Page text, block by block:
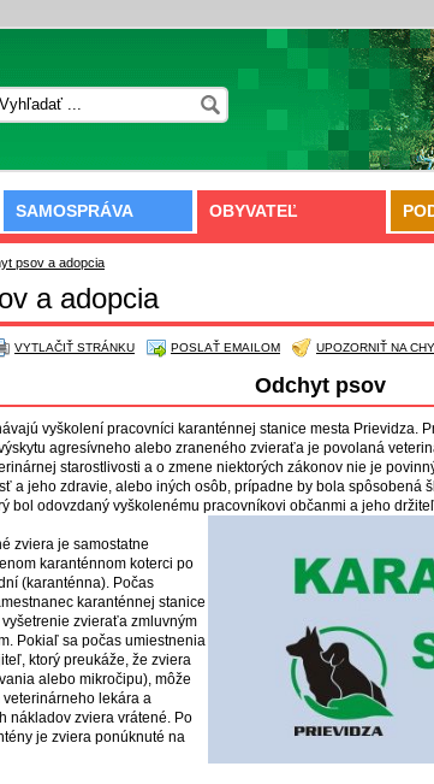
SAMOSPRÁVA OBYVATEĽ
psov a adopcia
a adopcia
VYTLAČIŤ STRÁNKU POSLAŤ EMAILOM UPOZORNIŤ NA
Odchyt psov
vyškolení pracovníci karanténnej stanice mesta Prievidza.
agresívneho alebo zraneného zvieraťa je povolaná
starostlivosti a o zmene niektorých zákonov nie je
a jeho zdravie, alebo iných osôb, prípadne by bola spôsobená
bol odovzdaný vyškolenému pracovníkovi občanmi a jeho
zviera je samostatne
karanténnom koterci po
(karanténna). Počas
karanténnej stanice
zvieraťa zmluvným
Pokiaľ sa počas umiestnenia
ktorý preukáže, že zviera
alebo mikročipu), môže
lekára a
nákladov zviera vrátené. Po
je zviera ponúknuté na